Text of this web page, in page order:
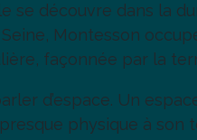
se découvre dans la
Montesson
façonnée par la
d’espace. Un
physique à